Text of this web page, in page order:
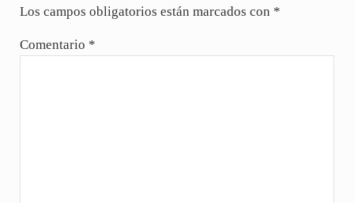
Los campos obligatorios están marcados con *
Comentario *